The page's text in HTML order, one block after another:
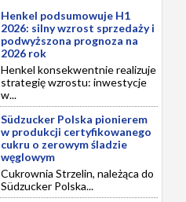
Henkel podsumowuje H1
2026: silny wzrost sprzedaży i
podwyższona prognoza na
2026 rok
Henkel konsekwentnie realizuje
strategię wzrostu: inwestycje
w...
Südzucker Polska pionierem
w produkcji certyfikowanego
cukru o zerowym śladzie
węglowym
Cukrownia Strzelin, należąca do
Südzucker Polska...